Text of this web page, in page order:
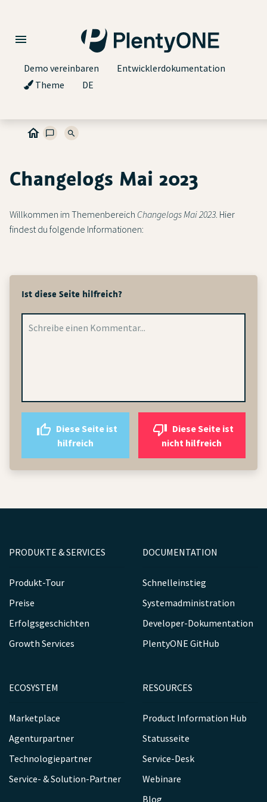
Demo vereinbaren
Entwicklerdokumentation
Theme
DE
Changelogs Mai 2023
Willkommen im Themenbereich Changelogs Mai 2023. Hier
findest du folgende Informationen:
Ist diese Seite hilfreich?
hilfreich
nicht hilfreich
PRODUKTE & SERVICES
Produkt-Tour
Preise
Erfolgsgeschichten
Growth Services
DOCUMENTATION
Schnelleinstieg
Systemadministration
Developer-Dokumentation
PlentyONE GitHub
ECOSYSTEM
Marketplace
Agenturpartner
Technologiepartner
Service- & Solution-Partner
RESOURCES
Product Information Hub
Statusseite
Service-Desk
Webinare
Blog